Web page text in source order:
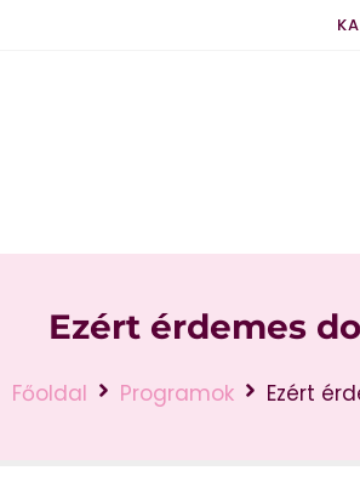
Ezért érdemes
Főoldal Programok Ezért